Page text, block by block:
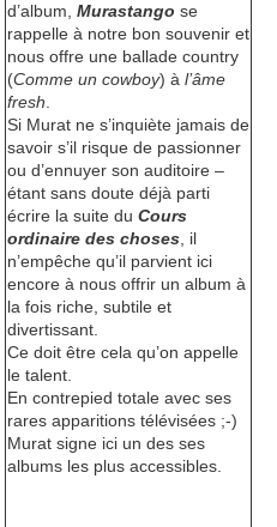
d’album, Murastango se
rappelle à notre bon souvenir et
nous offre une ballade country
(Comme un cowboy) à l’âme
fresh
Si Murat ne s’inquiète jamais de
savoir s’il risque de passionner
ou d’ennuyer son auditoire –
étant sans doute déjà parti
écrire la suite du Cours
ordinaire des choses , il
n’empêche qu’il parvient ici
encore à nous offrir un album à
la fois riche, subtile et
divertissant.
Ce doit être cela qu’on appelle
le talent.
En contrepied totale avec ses
rares apparitions télévisées ;-)
Murat signe ici un des ses
albums les plus accessibles.